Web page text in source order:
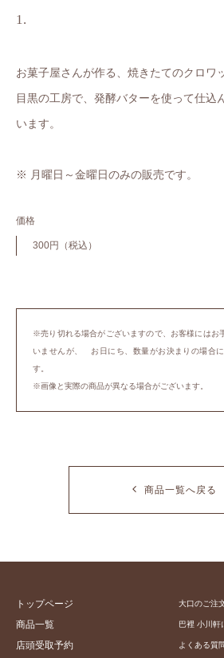
お菓子屋さんが作る、焼きたてのクロワ
目黒の工房で、発酵バターを使って仕込
います。
※ 月曜日～金曜日のみの販売です。
価格
300円（税込）
※売り切れる場合がございますので、お客様にはお
いませんが、 お日にち、数量がお決まりの場合
す。
※画像と実際の商品が異なる場合がございます。
商品一覧へ戻る
トップページ
商品一覧
店頭受取予約
大口のご注
巴裡 小川軒
よくある質